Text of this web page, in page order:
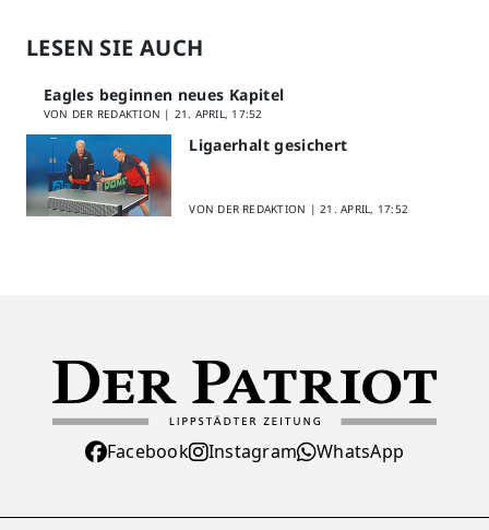
LESEN SIE AUCH
Eagles beginnen neues Kapitel
VON DER REDAKTION | 21. APRIL, 17:52
Ligaerhalt gesichert
VON DER REDAKTION |21. APRIL, 17:52
Facebook Instagram WhatsApp